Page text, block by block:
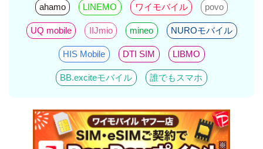
ahamo LINEMO ワイモバイル povo
UQ mobile IIJmio mineo NUROモバイル
HIS Mobile DTI SIM LIBMO
BB.exciteモバイル 誰でもスマホ